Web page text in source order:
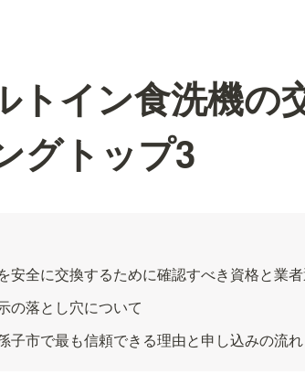
トイン食洗機の
グトップ3
安全に交換するために確認すべき資格と業
の落とし穴について
子市で最も信頼できる理由と申し込みの流れ